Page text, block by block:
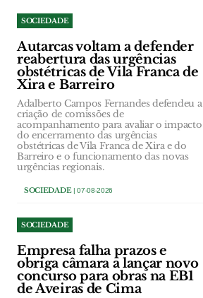
SOCIEDADE
Autarcas voltam a defender
reabertura das urgências
obstétricas de Vila Franca de
Xira e Barreiro
Adalberto Campos Fernandes defendeu a
criação de comissões de
acompanhamento para avaliar o impacto
do encerramento das urgências
obstétricas de Vila Franca de Xira e do
Barreiro e o funcionamento das novas
urgências regionais.
SOCIEDADE| 07-08-2026
SOCIEDADE
Empresa falha prazos e
obriga câmara a lançar novo
concurso para obras na EB1
de Aveiras de Cima